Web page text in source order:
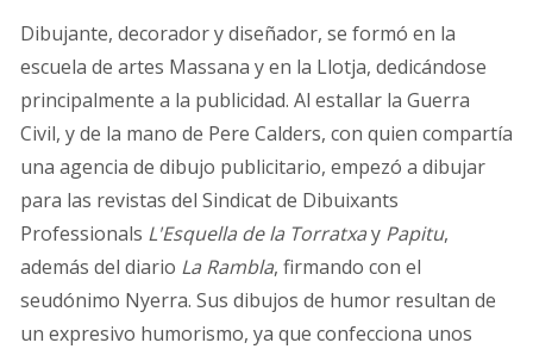
Dibujante, decorador y diseñador, se formó en la
escuela de artes Massana y en la Llotja, dedicándose
principalmente a la publicidad. Al estallar la Guerra
Civil, y de la mano de Pere Calders, con quien compartía
una agencia de dibujo publicitario, empezó a dibujar
para las revistas del Sindicat de Dibuixants
Professionals L'Esquella de la Torratxay Papitu,
además del diario La Rambla, firmando con el
seudónimo Nyerra. Sus dibujos de humor resultan de
un expresivo humorismo, ya que confecciona unos